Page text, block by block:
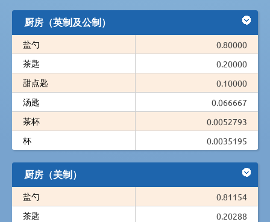
厨房（英制及公制）
盐勺
0.80000
茶匙
0.20000
甜点匙
0.10000
汤匙
0.066667
茶杯
0.0052793
杯
0.0035195
厨房（美制）
盐勺
0.81154
茶匙
0.20288